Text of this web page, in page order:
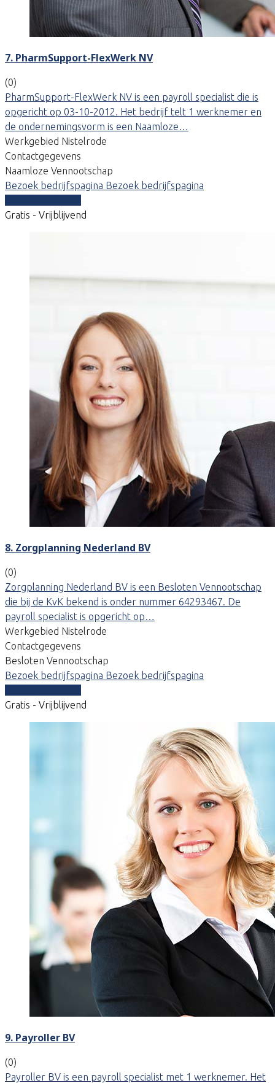
7. PharmSupport-FlexWerk NV
(0)
PharmSupport-FlexWerk NV is een payroll specialist die is
opgericht op 03-10-2012. Het bedrijf telt 1 werknemer en
de ondernemingsvorm is een Naamloze…
Werkgebied Nistelrode
Contactgegevens
Naamloze Vennootschap
Bezoek bedrijfspagina Bezoek bedrijfspagina
Gratis - Vrijblijvend
8. Zorgplanning Nederland BV
(0)
Zorgplanning Nederland BV is een Besloten Vennootschap
die bij de KvK bekend is onder nummer 64293467. De
payroll specialist is opgericht op…
Werkgebied Nistelrode
Contactgegevens
Besloten Vennootschap
Bezoek bedrijfspagina Bezoek bedrijfspagina
Gratis - Vrijblijvend
9. Payroller BV
(0)
Payroller BV is een payroll specialist met 1 werknemer. Het